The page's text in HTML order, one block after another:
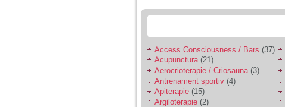
sa se manifeste o
Ma aflu aici pentru ca
vreau sa stiu daca am
nevoie de un psiholog
sau psihiatru.
Access Consciousness / Bars (37)
Acupunctura(21)
Aerocrioterapie / Criosauna (3)
Antrenament sportiv (4)
Apiterapie (15)
Argiloterapie (2)